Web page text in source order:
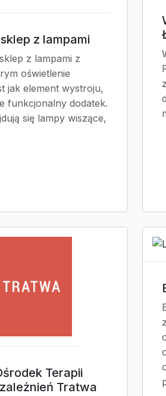
z lampami
z lampami z
oświetlenie
jak element wystroju,
funkcjonalny dodatek.
się lampy wiszące,
Terapii
Tratwa